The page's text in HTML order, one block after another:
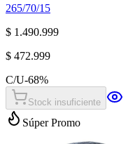
265/70/15
$ 1.490.999
$ 472.999
C/U-68%
Stock insuficiente
Súper Promo